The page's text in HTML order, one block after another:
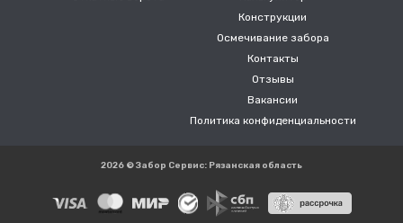
Конструкции
Осмечивание забора
Контакты
Отзывы
Вакансии
Политика конфиденциальности
2026 © Забор Сервис: Рязанская область